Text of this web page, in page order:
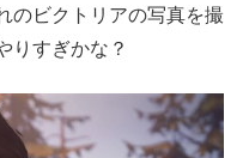
のビクトリアの写真を撮
りすぎかな？